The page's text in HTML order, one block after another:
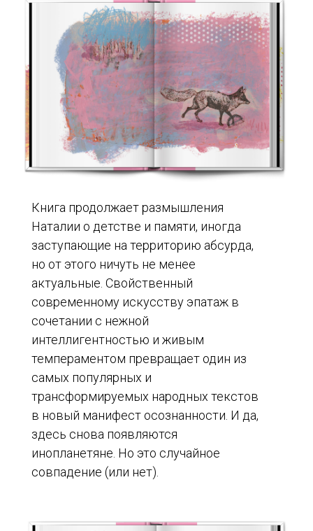
Книга продолжает размышления
Наталии о детстве и памяти, иногда
заступающие на территорию абсурда,
но от этого ничуть не менее
актуальные. Свойственный
современному искусству эпатаж в
сочетании с нежной
интеллигентностью и живым
темпераментом превращает один из
самых популярных и
трансформируемых народных текстов
в новый манифест осознанности. И да,
здесь снова появляются
инопланетяне. Но это случайное
совпадение (или нет).